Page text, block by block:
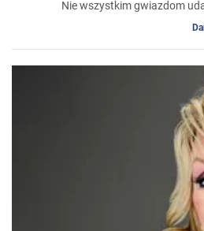
Nie wszystkim gwiazdom